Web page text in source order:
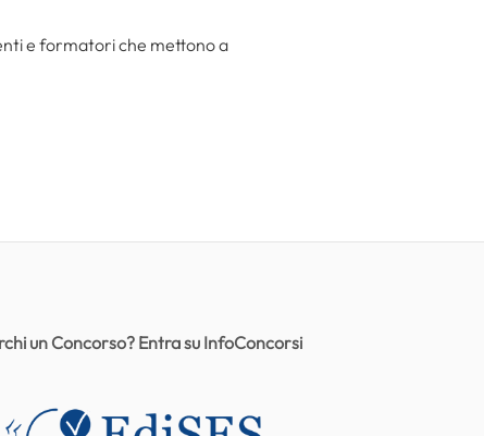
e formatori che mettono a
un Concorso? Entra su InfoConcorsi